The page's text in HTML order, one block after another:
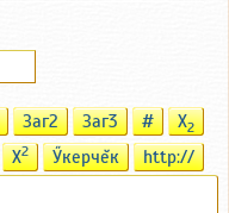
Заг2 Заг3 # X2
X2 Ӳкерчĕк http://